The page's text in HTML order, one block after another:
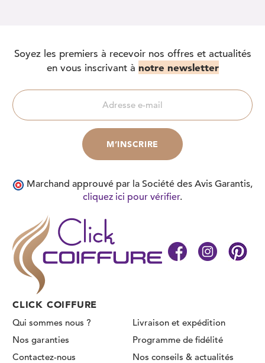
CLICK COIFFURE
Qui sommes nous ?
Livraison et expédition
Nos garanties
Programme de fidélité
Contactez-nous
Nos conseils & actualités
Soyez les premiers à recevoir nos offres et actualités
en vous inscrivant à notre newsletter
Marchand approuvé par la Société des Avis Garantis,
cliquez ici pour vérifier.